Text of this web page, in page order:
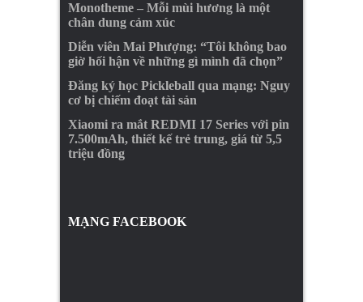
Monotheme – Mỗi mùi hương là một
chân dung cảm xúc
Diễn viên Mai Phượng: “Tôi không bao
giờ hối hận về những gì mình đã chọn”
Đăng ký học Pickleball qua mạng: Nguy
cơ bị chiếm đoạt tài sản
Xiaomi ra mắt REDMI 17 Series với pin
7.500mAh, thiết kế trẻ trung, giá từ 5,5
triệu đồng
MẠNG FACEBOOK